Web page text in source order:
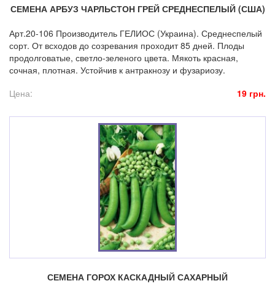
СЕМЕНА АРБУЗ ЧАРЛЬСТОН ГРЕЙ СРЕДНЕСПЕЛЫЙ (США)
Арт.20-106 Производитель ГЕЛИОС (Украина). Среднеспелый
сорт. От всходов до созревания проходит 85 дней. Плоды
продолговатые, светло-зеленого цвета. Мякоть красная,
сочная, плотная. Устойчив к антракнозу и фузариозу.
Цена:
19 грн.
СЕМЕНА ГОРОХ КАСКАДНЫЙ САХАРНЫЙ